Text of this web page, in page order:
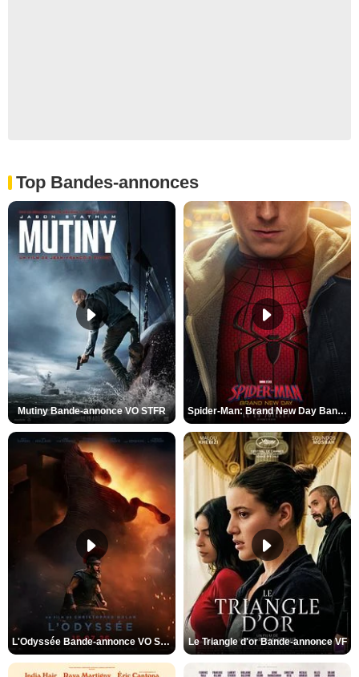
Top Bandes-annonces
Mutiny Bande-annonce VO STFR Spider-Man: Brand New Day Bande-annonce VO STFR
L'Odyssée Bande-annonce VO STFR Le Triangle d'or Bande-annonce VF